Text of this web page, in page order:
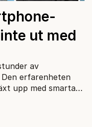
ut med
av
erfarenheten
upp med smarta